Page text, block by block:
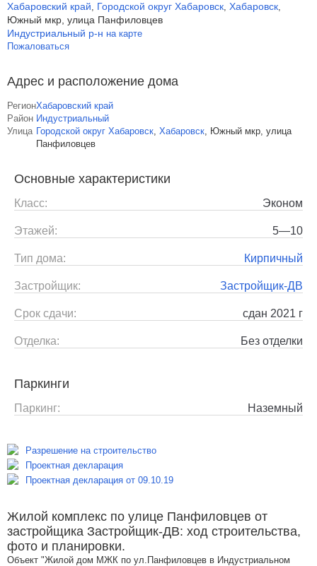
Хабаровский край, Городской округ Хабаровск, Хабаровск,
Южный мкр, улица Панфиловцев
Индустриальный р-н на карте
Пожаловаться
Адрес и расположение дома
РегионХабаровский край
Район Индустриальный
Улица Городской округ Хабаровск, Хабаровск, Южный мкр, улица
Панфиловцев
Основные характеристики
Класс: Эконом
Этажей: 5—10
Тип дома: Кирпичный
Застройщик: Застройщик-ДВ
Срок сдачи: сдан 2021 г
Отделка: Без отделки
Паркинги
Паркинг: Наземный
Разрешение на строительство
Проектная декларация
Проектная декларация от 09.10.19
Жилой комплекс по улице Панфиловцев от
застройщика Застройщик-ДВ: ход строительства,
фото и планировки.
Объект "Жилой дом МЖК по ул.Панфиловцев в Индустриальном